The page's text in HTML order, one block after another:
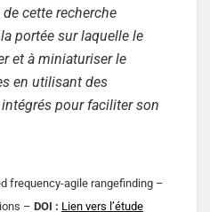
cette recherche
portée sur laquelle le
et à miniaturiser le
en utilisant des
pour faciliter son
frequency-agile rangefinding –
– DOI : Lien vers l’étude